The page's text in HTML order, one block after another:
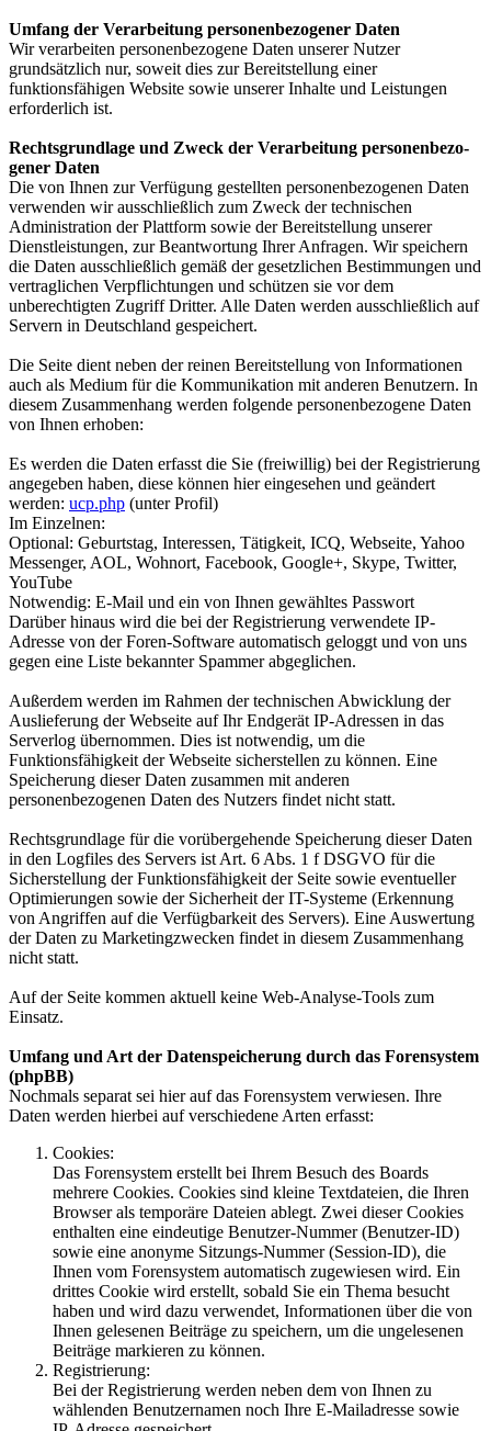
Um­fang der Ver­ar­bei­tung per­so­nen­be­zo­ge­ner Da­ten
Wir verarbeiten personenbezogene Daten unserer Nutzer
grundsätzlich nur, soweit dies zur Bereitstellung einer
funktionsfähigen Website sowie unserer Inhalte und Leistungen
erforderlich ist.
Rechts­grund­la­ge und Zweck der Ver­ar­bei­tung per­so­nen­be­zo­
ge­ner Da­ten
Die von Ihnen zur Verfügung gestellten personenbezogenen Daten
verwenden wir ausschließlich zum Zweck der technischen
Administration der Plattform sowie der Bereitstellung unserer
Dienstleistungen, zur Beantwortung Ihrer Anfragen. Wir speichern
die Daten ausschließlich gemäß der gesetzlichen Bestimmungen und
vertraglichen Verpflichtungen und schützen sie vor dem
unberechtigten Zugriff Dritter. Alle Daten werden ausschließlich auf
Servern in Deutschland gespeichert.
Die Seite dient neben der reinen Bereitstellung von Informationen
auch als Medium für die Kommunikation mit anderen Benutzern. In
diesem Zusammenhang werden folgende personenbezogene Daten
von Ihnen erhoben:
Es werden die Daten erfasst die Sie (freiwillig) bei der Registrierung
angegeben haben, diese können hier eingesehen und geändert
werden: ucp.php (unter Profil)
Im Einzelnen:
Optional: Geburtstag, Interessen, Tätigkeit, ICQ, Webseite, Yahoo
Messenger, AOL, Wohnort, Facebook, Google+, Skype, Twitter,
YouTube
Notwendig: E-Mail und ein von Ihnen gewähltes Passwort
Darüber hinaus wird die bei der Registrierung verwendete IP-
Adresse von der Foren-Software automatisch geloggt und von uns
gegen eine Liste bekannter Spammer abgeglichen.
Außerdem werden im Rahmen der technischen Abwicklung der
Auslieferung der Webseite auf Ihr Endgerät IP-Adressen in das
Serverlog übernommen. Dies ist notwendig, um die
Funktionsfähigkeit der Webseite sicherstellen zu können. Eine
Speicherung dieser Daten zusammen mit anderen
personenbezogenen Daten des Nutzers findet nicht statt.
Rechtsgrundlage für die vorübergehende Speicherung dieser Daten
in den Logfiles des Servers ist Art. 6 Abs. 1 f DSGVO für die
Sicherstellung der Funktionsfähigkeit der Seite sowie eventueller
Optimierungen sowie der Sicherheit der IT-Systeme (Erkennung
von Angriffen auf die Verfügbarkeit des Servers). Eine Auswertung
der Daten zu Marketingzwecken findet in diesem Zusammenhang
nicht statt.
Auf der Seite kommen aktuell keine Web-Analyse-Tools zum
Einsatz.
Umfang und Art der Datenspeicherung durch das Forensystem
(phpBB)
Nochmals separat sei hier auf das Forensystem verwiesen. Ihre
Daten werden hierbei auf verschiedene Arten erfasst:
Cookies:
Das Forensystem erstellt bei Ihrem Besuch des Boards
mehrere Cookies. Cookies sind kleine Textdateien, die Ihren
Browser als temporäre Dateien ablegt. Zwei dieser Cookies
enthalten eine eindeutige Benutzer-Nummer (Benutzer-ID)
sowie eine anonyme Sitzungs-Nummer (Session-ID), die
Ihnen vom Forensystem automatisch zugewiesen wird. Ein
drittes Cookie wird erstellt, sobald Sie ein Thema besucht
haben und wird dazu verwendet, Informationen über die von
Ihnen gelesenen Beiträge zu speichern, um die ungelesenen
Beiträge markieren zu können.
Registrierung:
Bei der Registrierung werden neben dem von Ihnen zu
wählenden Benutzernamen noch Ihre E-Mailadresse sowie